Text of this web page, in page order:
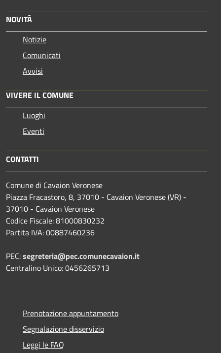
NOVITÀ
Notizie
Comunicati
Avvisi
VIVERE IL COMUNE
Luoghi
Eventi
CONTATTI
Comune di Cavaion Veronese
Piazza Fracastoro, 8, 37010 - Cavaion Veronese (VR) -
37010 - Cavaion Veronese
Codice Fiscale: 81000830232
Partita IVA: 00887460236
PEC:segreteria@pec.comunecavaion.it
Centralino Unico: 0456265713
Prenotazione appuntamento
Segnalazione disservizio
Leggi le FAQ